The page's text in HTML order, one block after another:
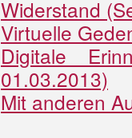
Widerstand
Virtuelle
Digitale
01.03.2013)
Mit anderen